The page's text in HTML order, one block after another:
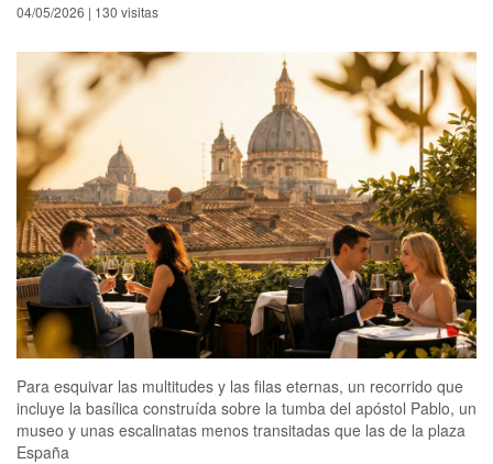
04/05/2026 | 130 visitas
Para esquivar las multitudes y las filas eternas, un recorrido que
incluye la basílica construída sobre la tumba del apóstol Pablo, un
museo y unas escalinatas menos transitadas que las de la plaza
España